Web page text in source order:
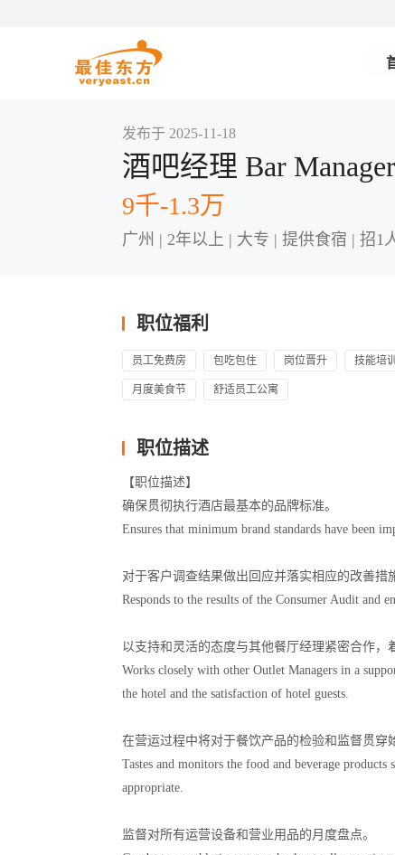
发布于 2025-11-18
酒吧经理 Bar Manager
9千-1.3万
广州 | 2年以上 | 大专 | 提供食宿 | 招1
职位福利
员工免费房 包吃包住 岗位晋升 技能培训
月度美食节 舒适员工公寓
职位描述
【职位描述】
确保贯彻执行酒店最基本的品牌标准。
Ensures that minimum brand standards have been
对于客户调查结果做出回应并落实相应的改善措
Responds to the results of the Consumer Audit and
以支持和灵活的态度与其他餐厅经理紧密合作，
Works closely with other Outlet Managers in a
the hotel and the satisfaction of hotel guests.
在营运过程中将对于餐饮产品的检验和监督贯穿
Tastes and monitors the food and beverage
appropriate.
监督对所有运营设备和营业用品的月度盘点。